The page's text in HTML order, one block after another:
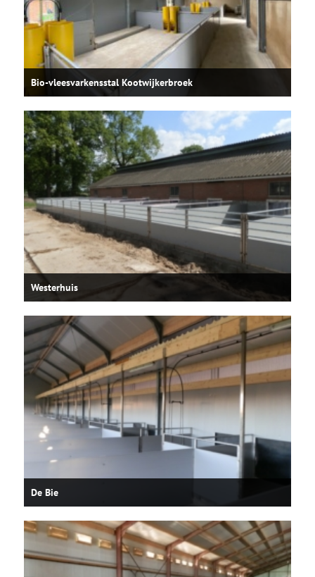
Bio-vleesvarkensstal Kootwijkerbroek
Westerhuis
De Bie